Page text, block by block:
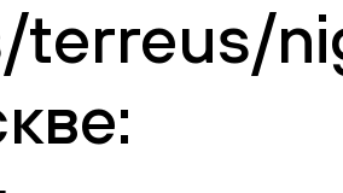
terreus/